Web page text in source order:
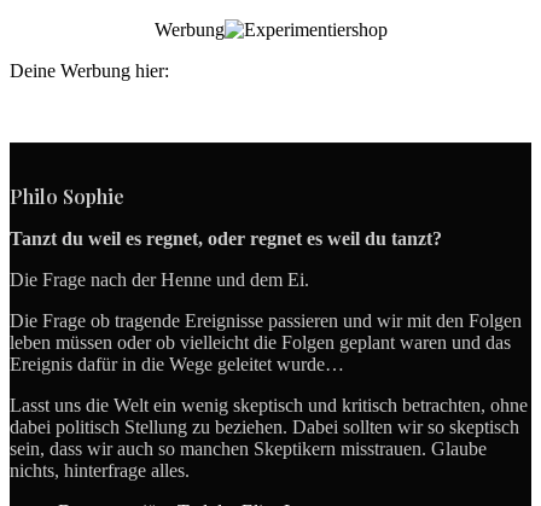
Werbung
Deine Werbung hier:
Philo Sophie
Tanzt du weil es regnet, oder regnet es weil du tanzt?
Die Frage nach der Henne und dem Ei.
Die Frage ob tragende Ereignisse passieren und wir mit den Folgen
leben müssen oder ob vielleicht die Folgen geplant waren und das
Ereignis dafür in die Wege geleitet wurde…
Lasst uns die Welt ein wenig skeptisch und kritisch betrachten, ohne
dabei politisch Stellung zu beziehen. Dabei sollten wir so skeptisch
sein, dass wir auch so manchen Skeptikern misstrauen. Glaube
nichts, hinterfrage alles.